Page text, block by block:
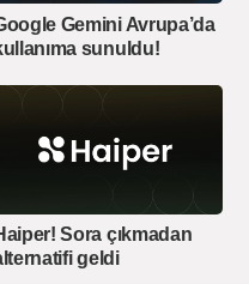
Gemini Avrupa’da
sunuldu!
Sora çıkmadan
geldi